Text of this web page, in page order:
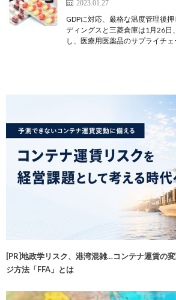
2023.01.27
GDPに対応、厳格な温度管理後
ディングスと三菱倉庫は1月26日
し、医療用医薬品のサプライチ
[PR]地政学リスク、港湾混雑…コンテナ運賃の
ジ方法「FFA」とは